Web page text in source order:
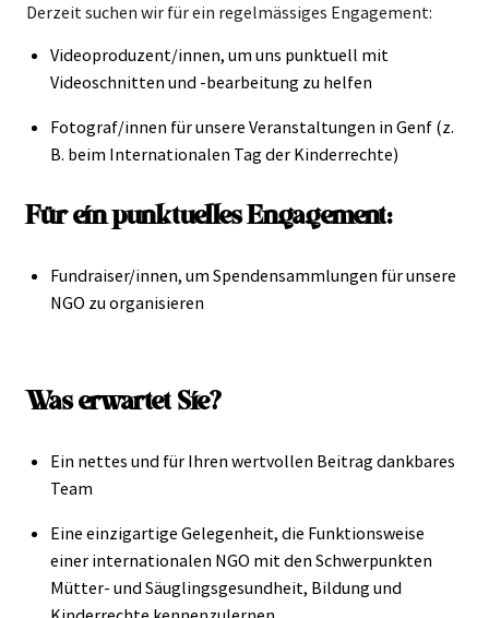
Derzeit suchen wir für ein regelmässiges Engagement:
Videoproduzent/innen, um uns punktuell mit
Videoschnitten und -bearbeitung zu helfen
Fotograf/innen für unsere Veranstaltungen in Genf (z.
B. beim Internationalen Tag der Kinderrechte)
Für ein punktuelles Engagement:
Fundraiser/innen, um Spendensammlungen für unsere
NGO zu organisieren
Was erwartet Sie?
Ein nettes und für Ihren wertvollen Beitrag dankbares
Team
Eine einzigartige Gelegenheit, die Funktionsweise
einer internationalen NGO mit den Schwerpunkten
Mütter- und Säuglingsgesundheit, Bildung und